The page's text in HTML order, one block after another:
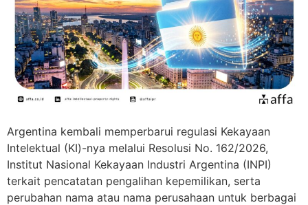
Argentina kembali memperbarui regulasi Kekayaan
Intelektual (KI)-nya melalui Resolusi No. 162/2026,
Institut Nasional Kekayaan Industri Argentina (INPI)
terkait pencatatan pengalihan kepemilikan, serta
perubahan nama atau nama perusahaan untuk berbagai